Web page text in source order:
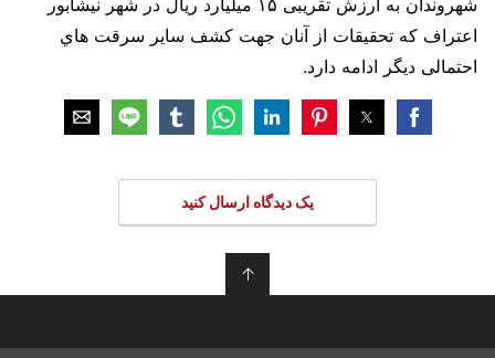
شهروندان به ارزش تقریبی ۱۵ میلیارد ریال در شهر نیشابور
اعتراف که تحقیقات از آنان جهت کشف ساير سرقت هاي
احتمالی دیگر ادامه دارد.
یک دیدگاه ارسال کنید
↑